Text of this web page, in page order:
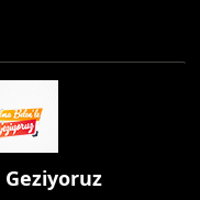
Geziyoruz